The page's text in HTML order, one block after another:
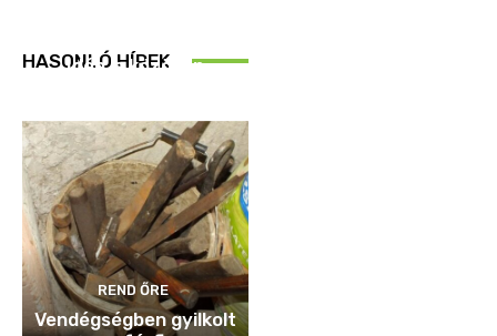
HASONLÓ HÍREK
Idén is közösen
REND ŐRE
Vendégségben gyilkolt